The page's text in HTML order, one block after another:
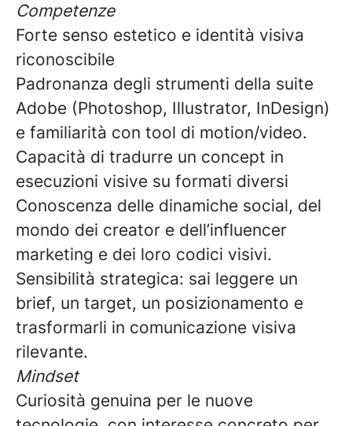
Competenze
Forte senso estetico e identità visiva
riconoscibile
Padronanza degli strumenti della suite
Adobe (Photoshop, Illustrator, InDesign)
e familiarità con tool di motion/video.
Capacità di tradurre un concept in
esecuzioni visive su formati diversi
Conoscenza delle dinamiche social, del
mondo dei creator e dell’influencer
marketing e dei loro codici visivi.
Sensibilità strategica: sai leggere un
brief, un target, un posizionamento e
trasformarli in comunicazione visiva
rilevante.
Mindset
Curiosità genuina per le nuove